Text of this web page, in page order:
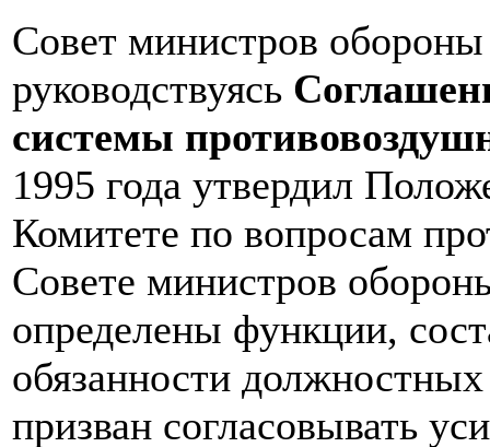
Совет министров
руководствуясь
системы
1995 года утвердил
Комитете по вопросам
Совете министров
определены функции,
обязанности
призван согласовывать